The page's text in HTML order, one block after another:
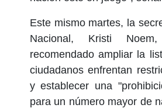
Este mismo martes, la
Nacional, Kristi
recomendado ampliar la
ciudadanos enfrentan
y establecer una
para un número mayor de